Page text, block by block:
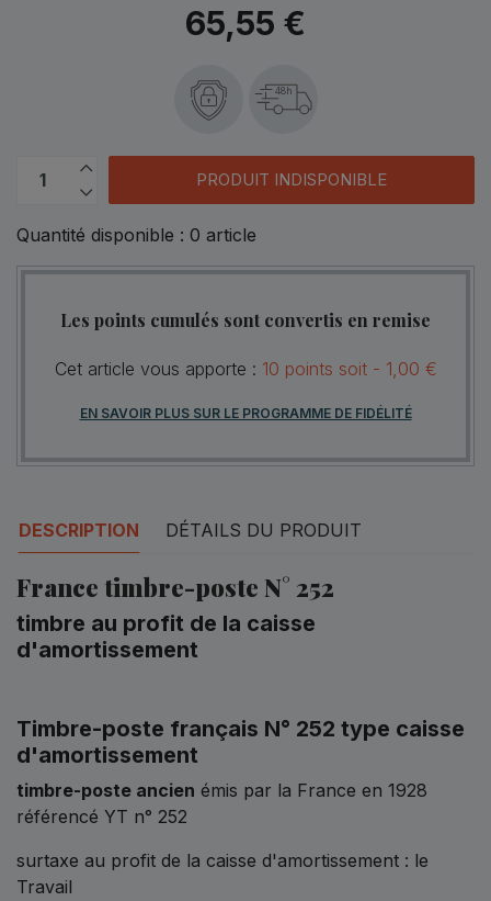
65,55 €
48h
PRODUIT INDISPONIBLE
Quantité disponible : 0 article
Les points cumulés sont convertis en remise
Cet article vous apporte : 10 points soit - 1,00 €
EN SAVOIR PLUS SUR LE PROGRAMME DE FIDÉLITÉ
DESCRIPTION DÉTAILS DU PRODUIT
France timbre-poste N° 252
timbre au profit de la caisse
d'amortissement
Timbre-poste français N° 252 type caisse
d'amortissement
timbre-poste ancien émis par la France en 1928
référencé YT n° 252
surtaxe au profit de la caisse d'amortissement : le
Travail